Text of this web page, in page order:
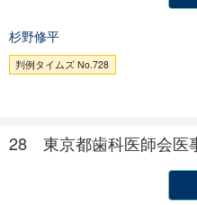
杉野修平
判例タイムズ No.728
28 東京都歯科医師会医